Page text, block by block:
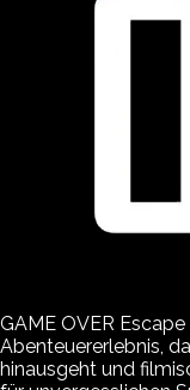
GAME OVER
Abenteuererlebnis,
hinausgeht und